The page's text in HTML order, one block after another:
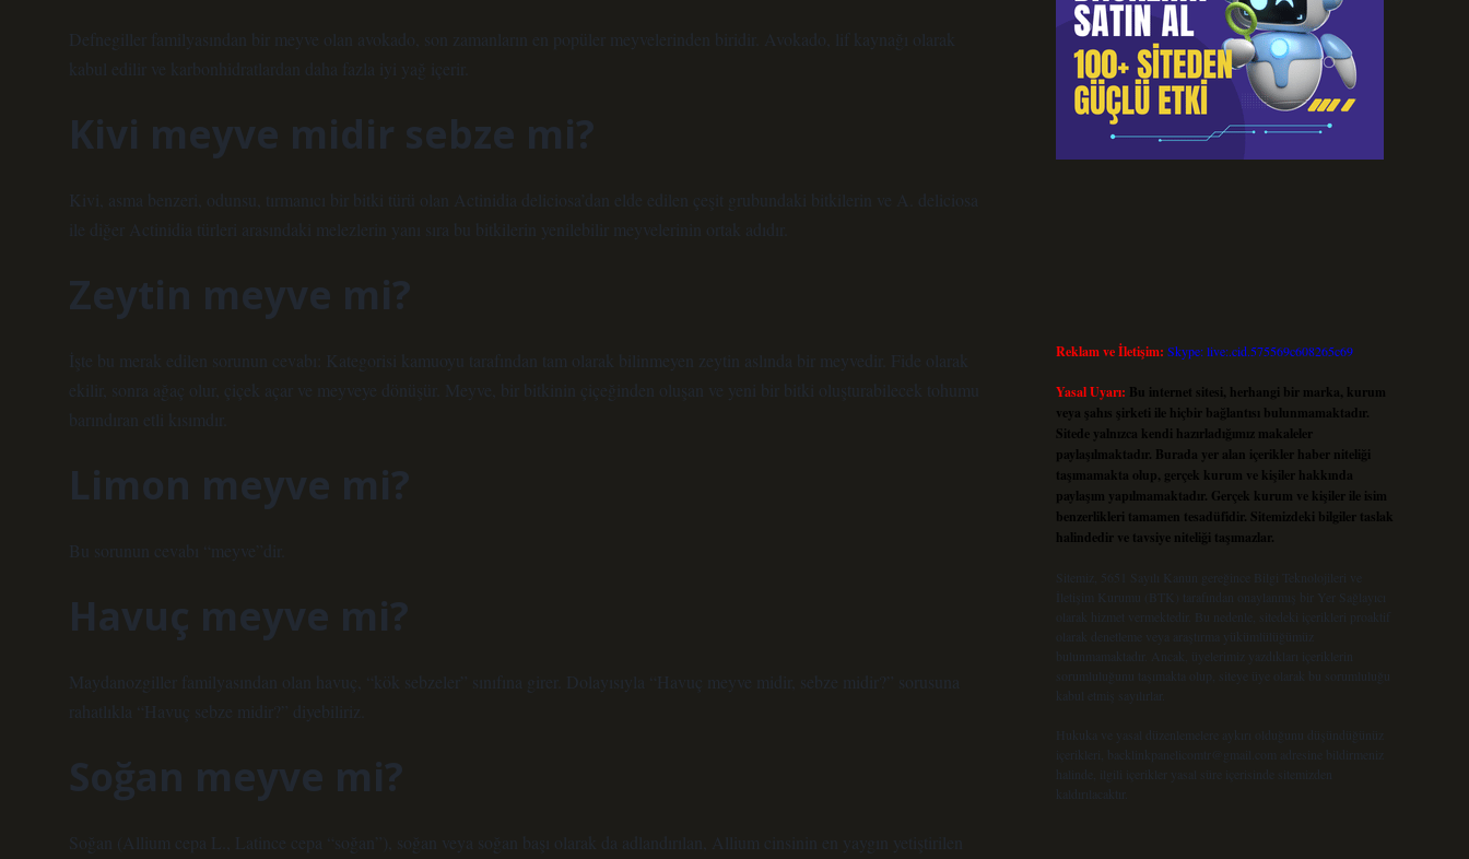
Defnegiller familyasından bir meyve olan avokado, son zamanların en popüler meyvelerinden biridir. Avokado, lif kaynağı olarak
kabul edilir ve karbonhidratlardan daha fazla iyi yağ içerir.
Kivi meyve midir sebze mi?
Kivi, asma benzeri, odunsu, tırmanıcı bir bitki türü olan Actinidia deliciosa’dan elde edilen çeşit grubundaki bitkilerin ve A. deliciosa
ile diğer Actinidia türleri arasındaki melezlerin yanı sıra bu bitkilerin yenilebilir meyvelerinin ortak adıdır.
Zeytin meyve mi?
İşte bu merak edilen sorunun cevabı: Kategorisi kamuoyu tarafından tam olarak bilinmeyen zeytin aslında bir meyvedir. Fide olarak
ekilir, sonra ağaç olur, çiçek açar ve meyveye dönüşür. Meyve, bir bitkinin çiçeğinden oluşan ve yeni bir bitki oluşturabilecek tohumu
barındıran etli kısımdır.
Limon meyve mi?
Bu sorunun cevabı “meyve”dir.
Havuç meyve mi?
Maydanozgiller familyasından olan havuç, “kök sebzeler” sınıfına girer. Dolayısıyla “Havuç meyve midir, sebze midir?” sorusuna
rahatlıkla “Havuç sebze midir?” diyebiliriz.
Soğan meyve mi?
Soğan (Allium cepa L., Latince cepa “soğan”), soğan veya soğan başı olarak da adlandırılan, Allium cinsinin en yaygın yetiştirilen
Reklam ve İletişim: Skype: live:.cid.575569c608265c69
Yasal Uyarı: Bu internet sitesi, herhangi bir marka, kurum
veya şahıs şirketi ile hiçbir bağlantısı bulunmamaktadır.
Sitede yalnızca kendi hazırladığımız makaleler
paylaşılmaktadır. Burada yer alan içerikler haber niteliği
taşımamakta olup, gerçek kurum ve kişiler hakkında
paylaşım yapılmamaktadır. Gerçek kurum ve kişiler ile isim
benzerlikleri tamamen tesadüfidir. Sitemizdeki bilgiler taslak
halindedir ve tavsiye niteliği taşımazlar.
Sitemiz, 5651 Sayılı Kanun gereğince Bilgi Teknolojileri ve
İletişim Kurumu (BTK) tarafından onaylanmış bir Yer Sağlayıcı
olarak hizmet vermektedir. Bu nedenle, sitedeki içerikleri proaktif
olarak denetleme veya araştırma yükümlülüğümüz
bulunmamaktadır. Ancak, üyelerimiz yazdıkları içeriklerin
sorumluluğunu taşımakta olup, siteye üye olarak bu sorumluluğu
kabul etmiş sayılırlar.
Hukuka ve yasal düzenlemelere aykırı olduğunu düşündüğünüz
içerikleri,
backlinkpanelicomtr@gmail.com
adresine bildirmeniz
halinde, ilgili içerikler yasal süre içerisinde sitemizden
kaldırılacaktır.